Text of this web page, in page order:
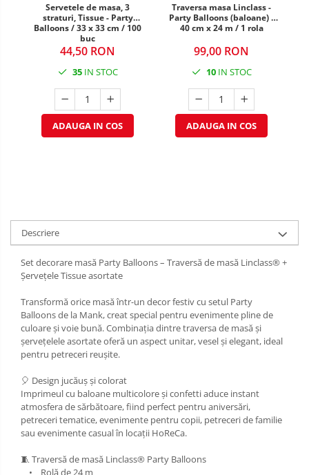
Servetele de masa, 3
straturi, Tissue - Party
Balloons / 33 x 33 cm / 100
buc
44,50 RON
35IN STOC
ADAUGA IN COS
Traversa masa Linclass -
Party Balloons (baloane) /
40 cm x 24 m / 1 rola
99,00 RON
10IN STOC
ADAUGA IN COS
Descriere
Set decorare masă Party Balloons – Traversă de masă Linclass® +
Șervețele Tissue asortate
Transformă orice masă într-un decor festiv cu setul Party
Balloons de la Mank, creat special pentru evenimente pline de
culoare și voie bună. Combinația dintre traversa de masă și
șervețelele asortate oferă un aspect unitar, vesel și elegant, ideal
pentru petreceri reușite.
🎈 Design jucăuș și colorat
Imprimeul cu baloane multicolore și confetti aduce instant
atmosfera de sărbătoare, fiind perfect pentru aniversări,
petreceri tematice, evenimente pentru copii, petreceri de familie
sau evenimente casual în locații HoReCa.
🧵 Traversă de masă Linclass® Party Balloons
• Rolă de 24 m